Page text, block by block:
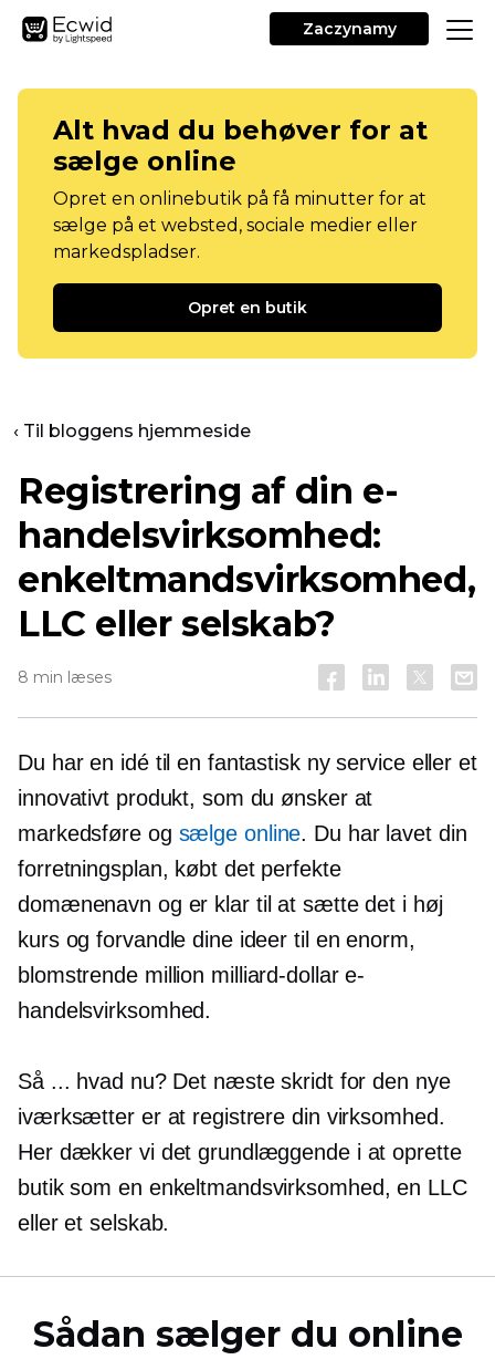
Zaczynamy
Alt hvad du behøver for at
sælge online
Opret en onlinebutik på få minutter for at
sælge på et websted, sociale medier eller
markedspladser.
Opret en butik
‹ Til bloggens hjemmeside
Registrering af din e-
handelsvirksomhed:
enkeltmandsvirksomhed,
LLC eller selskab?
8 min læses
Du har en idé til en fantastisk ny service eller et
innovativt produkt, som du ønsker at
markedsføre og sælge online. Du har lavet din
forretningsplan, købt det perfekte
domænenavn og er klar til at sætte det i høj
kurs og forvandle dine ideer til en enorm,
blomstrende million milliard-dollare-
handelsvirksomhed.
Så ... hvad nu? Det næste skridt for den nye
iværksætter er at registrere din virksomhed.
Her dækker vi det grundlæggende i at oprette
butik som en enkeltmandsvirksomhed, en LLC
eller et selskab.
Sådan sælger du online